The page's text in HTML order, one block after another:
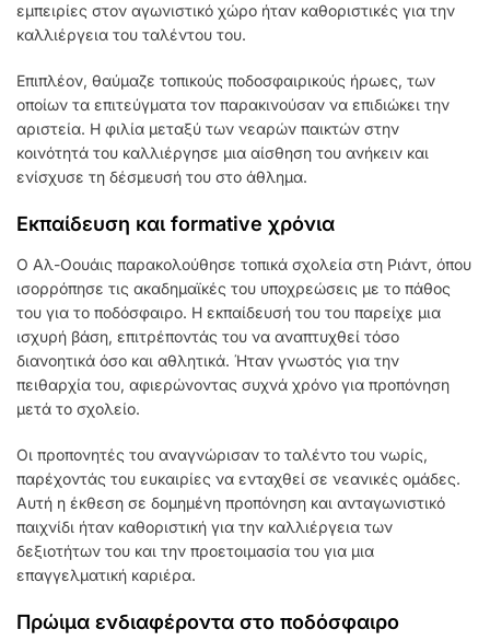
εμπειρίες στον αγωνιστικό χώρο ήταν καθοριστικές για την
καλλιέργεια του ταλέντου του.
Επιπλέον, θαύμαζε τοπικούς ποδοσφαιρικούς ήρωες, των
οποίων τα επιτεύγματα τον παρακινούσαν να επιδιώκει την
αριστεία. Η φιλία μεταξύ των νεαρών παικτών στην
κοινότητά του καλλιέργησε μια αίσθηση του ανήκειν και
ενίσχυσε τη δέσμευσή του στο άθλημα.
Εκπαίδευση και formative χρόνια
Ο Αλ-Οουάις παρακολούθησε τοπικά σχολεία στη Ριάντ, όπου
ισορρόπησε τις ακαδημαϊκές του υποχρεώσεις με το πάθος
του για το ποδόσφαιρο. Η εκπαίδευσή του του παρείχε μια
ισχυρή βάση, επιτρέποντάς του να αναπτυχθεί τόσο
διανοητικά όσο και αθλητικά. Ήταν γνωστός για την
πειθαρχία του, αφιερώνοντας συχνά χρόνο για προπόνηση
μετά το σχολείο.
Οι προπονητές του αναγνώρισαν το ταλέντο του νωρίς,
παρέχοντάς του ευκαιρίες να ενταχθεί σε νεανικές ομάδες.
Αυτή η έκθεση σε δομημένη προπόνηση και ανταγωνιστικό
παιχνίδι ήταν καθοριστική για την καλλιέργεια των
δεξιοτήτων του και την προετοιμασία του για μια
επαγγελματική καριέρα.
Πρώιμα ενδιαφέροντα στο ποδόσφαιρο